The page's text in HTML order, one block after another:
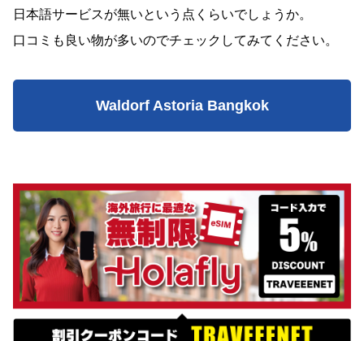
日本語サービスが無いという点くらいでしょうか。
口コミも良い物が多いのでチェックしてみてください。
Waldorf Astoria Bangkok